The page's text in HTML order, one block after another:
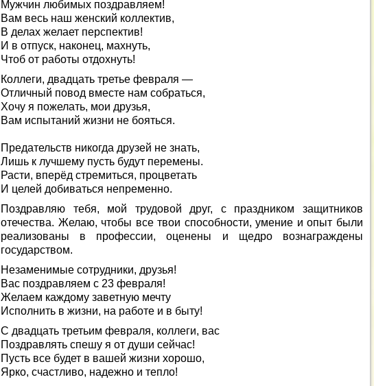
Мужчин любимых поздравляем!
Вам весь наш женский коллектив,
В делах желает перспектив!
И в отпуск, наконец, махнуть,
Чтоб от работы отдохнуть!
Коллеги, двадцать третье февраля —
Отличный повод вместе нам собраться,
Хочу я пожелать, мои друзья,
Вам испытаний жизни не бояться.
Предательств никогда друзей не знать,
Лишь к лучшему пусть будут перемены.
Расти, вперёд стремиться, процветать
И целей добиваться непременно.
Поздравляю тебя, мой трудовой друг, с праздником защитников
отечества. Желаю, чтобы все твои способности, умение и опыт были
реализованы в профессии, оценены и щедро вознаграждены
государством.
Незаменимые сотрудники, друзья!
Вас поздравляем с 23 февраля!
Желаем каждому заветную мечту
Исполнить в жизни, на работе и в быту!
С двадцать третьим февраля, коллеги, вас
Поздравлять спешу я от души сейчас!
Пусть все будет в вашей жизни хорошо,
Ярко, счастливо, надежно и тепло!